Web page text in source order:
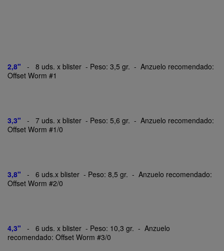
2,8"
- 8 uds. x blister - Peso: 3,5 gr. - Anzuelo recomendado:
Offset Worm #1
3,3" - 7 uds. x blister - Peso: 5,6 gr. - Anzuelo recomendado:
Offset Worm #1/0
3,8"
- 6 uds.x blister - Peso: 8,5 gr. - Anzuelo recomendado:
Offset Worm #2/0
4,3"
- 6 uds. x blister - Peso: 10,3 gr. - Anzuelo
recomendado: Offset Worm #3/0